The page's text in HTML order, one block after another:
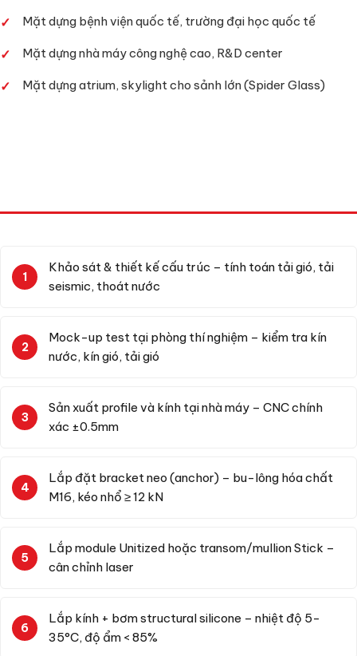
Mặt dựng bệnh viện quốc tế, trường đại học quốc tế
Mặt dựng nhà máy công nghệ cao, R&D center
Mặt dựng atrium, skylight cho sảnh lớn (Spider Glass)
Khảo sát & thiết kế cấu trúc – tính toán tải gió, tải
seismic, thoát nước
Mock-up test tại phòng thí nghiệm – kiểm tra kín
nước, kín gió, tải gió
Sản xuất profile và kính tại nhà máy – CNC chính
xác ±0.5mm
Lắp đặt bracket neo (anchor) – bu-lông hóa chất
M16, kéo nhổ ≥ 12 kN
Lắp module Unitized hoặc transom/mullion Stick –
cân chỉnh laser
Lắp kính + bơm structural silicone – nhiệt độ 5-
35°C, độ ẩm < 85%